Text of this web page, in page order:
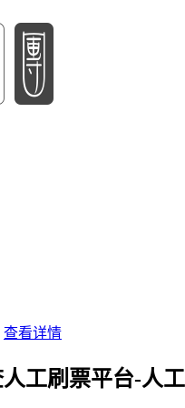
查看详情
工刷票平台-人